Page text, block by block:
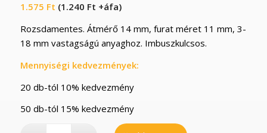
1.575 Ft (1.240 Ft +áfa)
Rozsdamentes. Átmérő 14 mm, furat méret 11 mm, 3-
18 mm vastagságú anyaghoz. Imbuszkulcsos.
Mennyiségi kedvezmények:
20 db-tól 10% kedvezmény
50 db-tól 15% kedvezmény